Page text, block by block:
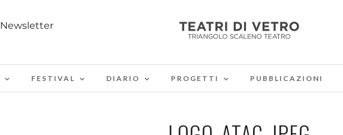
Newsletter
FESTIVAL DIARIO PROGETTI PUBBLICAZIONI